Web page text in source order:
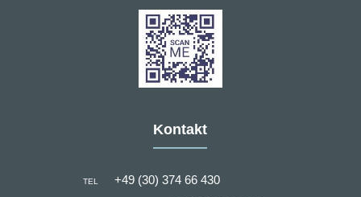
Kontakt
TEL +49 (30) 374 66 430